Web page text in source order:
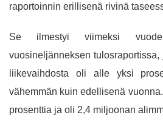
raportoinnin erillisenä rivinä
Se ilmestyi viimeksi
vuosineljänneksen
liikevaihdosta oli alle yksi
vähemmän kuin edellisenä
prosenttia ja oli 2,4 miljoonan